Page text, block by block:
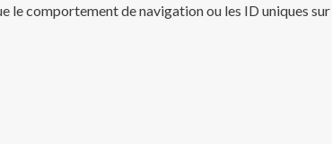
le comportement de navigation ou les ID uniques